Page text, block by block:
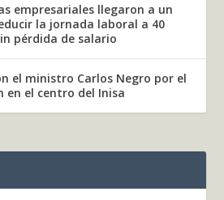
empresariales llegaron a un
la jornada laboral a 40
pérdida de salario
el ministro Carlos Negro por el
en el centro del Inisa